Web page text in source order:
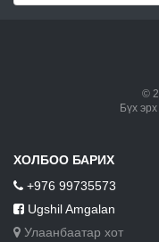
©
Бүх
ХОЛБОО БАРИХ
+976 99735573
Ugshil Amgalan
Улаанбаатар хот